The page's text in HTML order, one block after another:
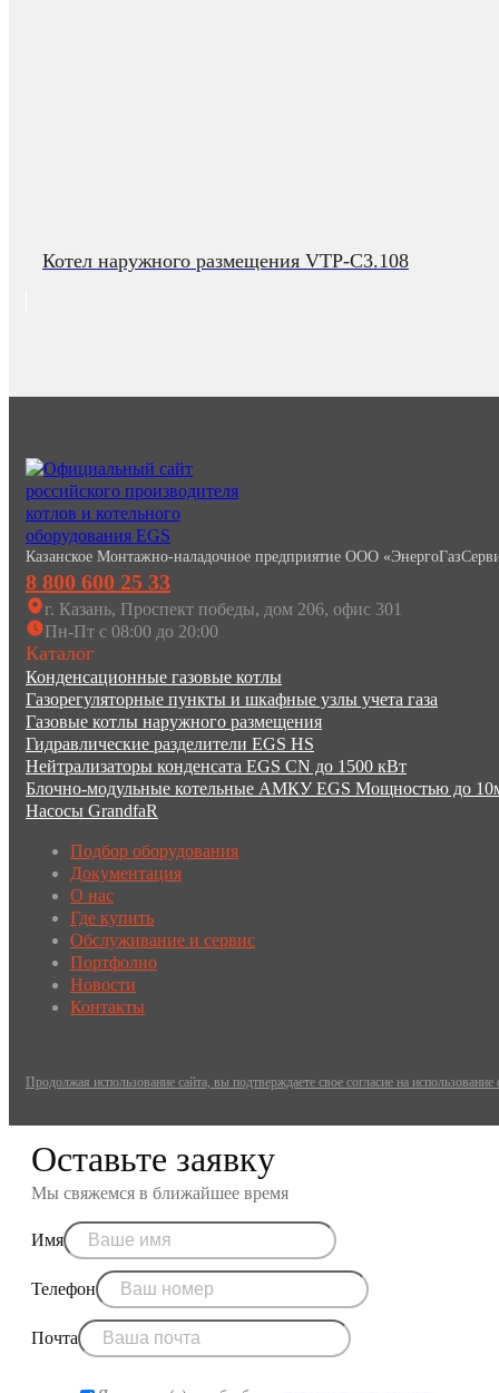
Котел наружного размещения VTP-C3.108
Казанское Монтажно-наладочное предприятие ООО
8 800 600 25 33
г. Казань, Проспект победы, дом 206, офис 301
Пн-Пт с 08:00 до 20:00
Каталог
Конденсационные газовые котлы
Газорегуляторные пункты и шкафные узлы учета газа
Газовые котлы наружного размещения
Гидравлические разделители EGS HS
Нейтрализаторы конденсата EGS CN до 1500 кВт
Блочно-модульные котельные АМКУ EGS Мощностью до
Насосы GrandfaR
Подбор оборудования
Документация
О нас
Где купить
Обслуживание и сервис
Портфолио
Новости
Контакты
Продолжая использование сайта, вы подтверждаете свое согласие на
Оставьте заявку
Мы свяжемся в ближайшее время
Имя
Телефон
Почта